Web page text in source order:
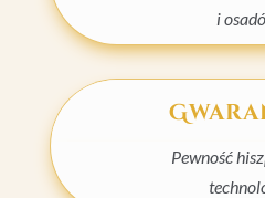
i
Pewność